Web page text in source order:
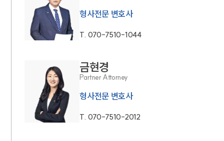
형사전문 변호사
T. 070-7510-1044
금현경
Partner Attorney
형사전문 변호사
T. 070-7510-2012